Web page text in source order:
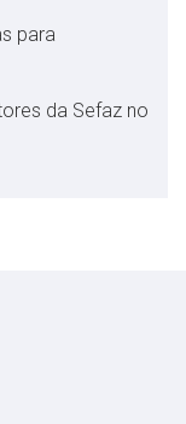
para
da Sefaz no